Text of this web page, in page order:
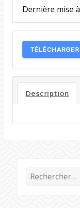
Dernière mise
TÉLÉCHARGER
Description
Rechercher :